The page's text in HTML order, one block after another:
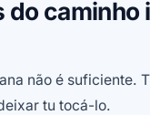
do
não é suficiente.
tu tocá-lo.